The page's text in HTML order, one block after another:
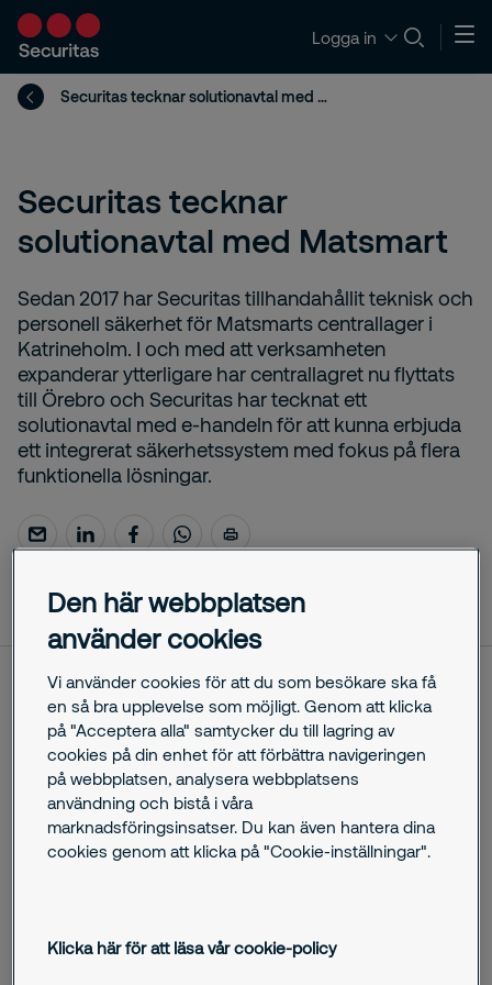
Logga in
Securitas tecknar solutionavtal med Matsmart
Securitas tecknar
solutionavtal med Matsmart
Sedan 2017 har Securitas tillhandahållit teknisk och
personell säkerhet för Matsmarts centrallager i
Katrineholm. I och med att verksamheten
expanderar ytterligare har centrallagret nu flyttats
till Örebro och Securitas har tecknat ett
solutionavtal med e-handeln för att kunna erbjuda
ett integrerat säkerhetssystem med fokus på flera
funktionella lösningar.
Sedan 2017 har Securitas tillhandahållit teknisk och
personell säkerhet för Matsmarts centrallager i Katrineholm.
I och med att verksamheten expanderar ytterligare har
centrallagret nu flyttats till Örebro och Securitas har tecknat
ett solutionavtal med e-handeln för att kunna erbjuda ett
integrerat säkerhetssystem med fokus på flera funktionella
lösningar.
bästa sätt. Ett solutionavtal innebär en helhetslösning
Den här webbplatsen
använder cookies
Vi använder cookies för att du som besökare ska få
en så bra upplevelse som möjligt. Genom att klicka
på "Acceptera alla" samtycker du till lagring av
cookies på din enhet för att förbättra navigeringen
på webbplatsen, analysera webbplatsens
användning och bistå i våra
marknadsföringsinsatser. Du kan även hantera dina
cookies genom att klicka på "Cookie-inställningar".
Klicka här för att läsa vår cookie-policy